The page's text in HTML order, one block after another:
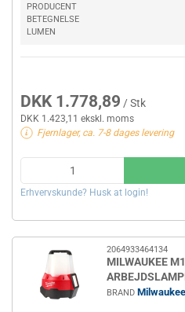
PRODUCENT
BETEGNELSE
LUMEN
DKK 1.778,89 / Stk
DKK 1.423,11 ekskl. moms
Fjernlager, ca. 7-8 dages levering
Erhvervskunde? Husk at login!
2064933464134
MILWAUKEE
BRAND Milwaukee